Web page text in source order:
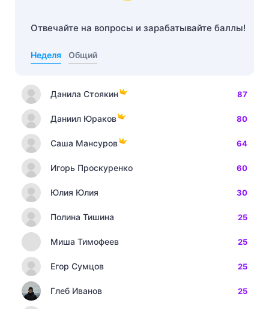
Отвечайте на вопросы и зарабатывайте баллы!
Неделя Общий
Данила Стоякин 87
Даниил Юраков 80
Саша Мансуров 64
Игорь Проскуренко 60
Юлия Юлия 30
Полина Тишина 25
Миша Тимофеев 25
Егор Сумцов 25
Глеб Иванов 25